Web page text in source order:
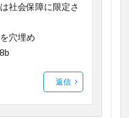
社会保障に限定さ
穴埋め
返信